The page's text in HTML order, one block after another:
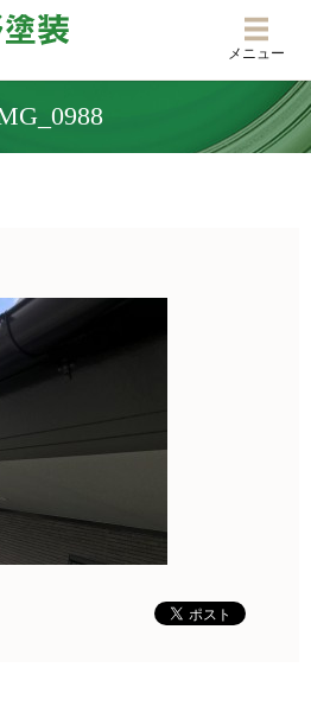
メニ
メニュー